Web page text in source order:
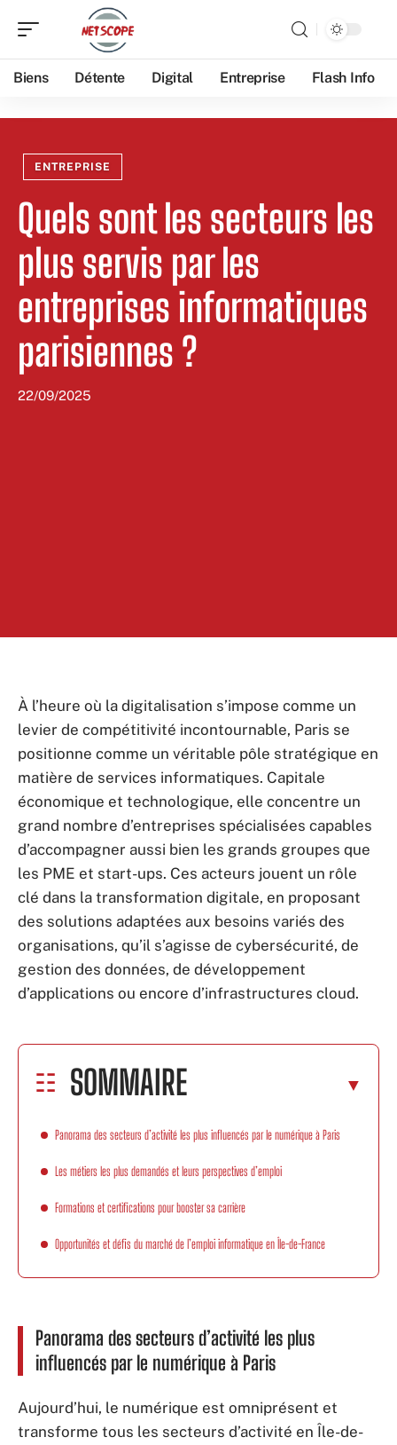
Biens Détente Digital Entreprise Flash Info
ENTREPRISE
Quels sont les secteurs les
plus servis par les
entreprises informatiques
parisiennes ?
22/09/2025
À l’heure où la digitalisation s’impose comme un
levier de compétitivité incontournable, Paris se
positionne comme un véritable pôle stratégique en
matière de services informatiques. Capitale
économique et technologique, elle concentre un
grand nombre d’entreprises spécialisées capables
d’accompagner aussi bien les grands groupes que
les PME et start-ups. Ces acteurs jouent un rôle
clé dans la transformation digitale, en proposant
des solutions adaptées aux besoins variés des
organisations, qu’il s’agisse de cybersécurité, de
gestion des données, de développement
d’applications ou encore d’infrastructures cloud.
SOMMAIRE
Panorama des secteurs d’activité les plus influencés par le numérique à Paris
Les métiers les plus demandés et leurs perspectives d’emploi
Formations et certifications pour booster sa carrière
Opportunités et défis du marché de l’emploi informatique en Île-de-France
Panorama des secteurs d’activité les plus
influencés par le numérique à Paris
Aujourd’hui, le numérique est omniprésent et
transforme tous les secteurs d’activité en Île-de-